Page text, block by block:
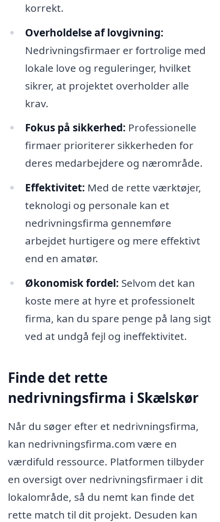
korrekt.
Overholdelse af lovgivning:
Nedrivningsfirmaer er fortrolige med
lokale love og reguleringer, hvilket
sikrer, at projektet overholder alle
krav.
Fokus på sikkerhed: Professionelle
firmaer prioriterer sikkerheden for
deres medarbejdere og nærområde.
Effektivitet: Med de rette værktøjer,
teknologi og personale kan et
nedrivningsfirma gennemføre
arbejdet hurtigere og mere effektivt
end en amatør.
Økonomisk fordel: Selvom det kan
koste mere at hyre et professionelt
firma, kan du spare penge på lang sigt
ved at undgå fejl og ineffektivitet.
Finde det rette
nedrivningsfirma i Skælskør
Når du søger efter et nedrivningsfirma,
kan nedrivningsfirma.com være en
værdifuld ressource. Platformen tilbyder
en oversigt over nedrivningsfirmaer i dit
lokalområde, så du nemt kan finde det
rette match til dit projekt. Desuden kan